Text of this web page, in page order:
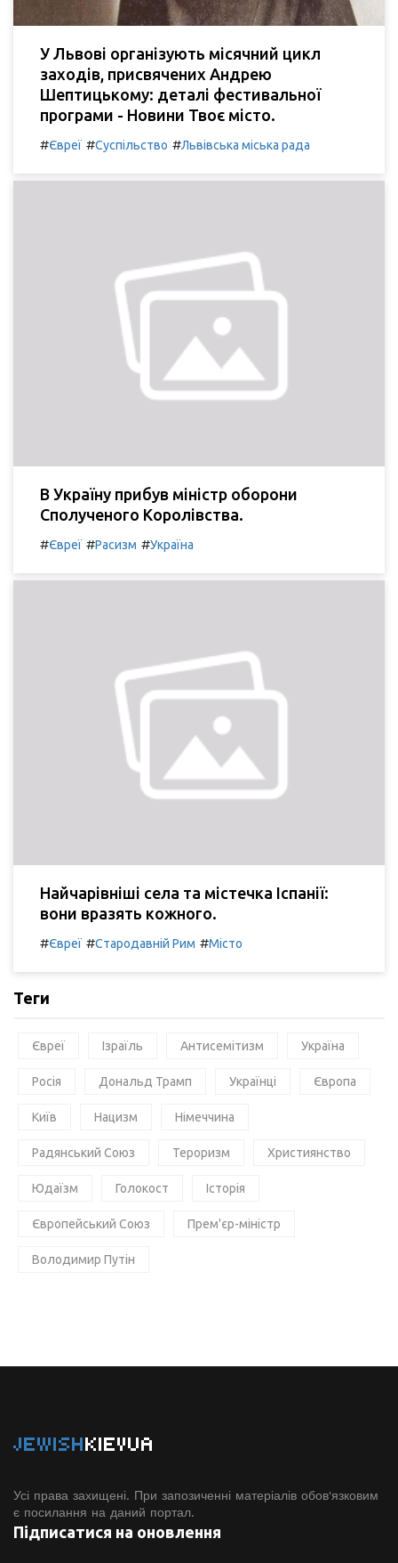
У Львові організують місячний цикл
заходів, присвячених Андрею
Шептицькому: деталі фестивальної
програми - Новини Твоє місто.
#Євреї #Суспільство #Львівська міська рада
В Україну прибув міністр оборони
Сполученого Королівства.
#Євреї #Расизм #Україна
Найчарівніші села та містечка Іспанії:
вони вразять кожного.
#Євреї #Стародавній Рим #Місто
Теги
Євреї Ізраїль Антисемітизм Україна
Росія Дональд Трамп Українці Європа
Київ Нацизм Німеччина
Радянський Союз Тероризм Християнство
Юдаїзм Голокост Історія
Європейський Союз Прем'єр-міністр
Володимир Путін
JEWISHKIEVUA
Усі права захищені. При запозиченні матеріалів обов'язковим
є посилання на даний портал.
Підписатися на оновлення